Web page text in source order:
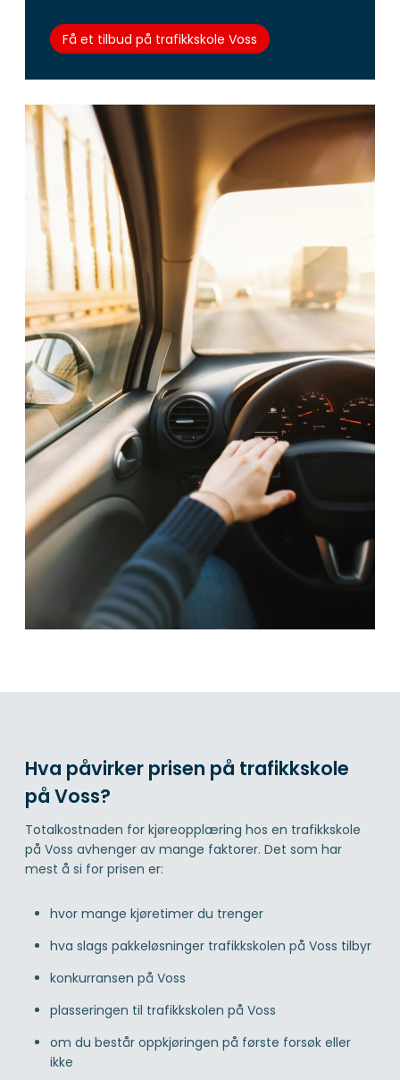
Få et tilbud på trafikkskole Voss
Hva påvirker prisen på trafikkskole
på Voss?
Totalkostnaden for kjøreopplæring hos en trafikkskole
på Voss avhenger av mange faktorer. Det som har
mest å si for prisen er:
hvor mange kjøretimer du trenger
hva slags pakkeløsninger trafikkskolen på Voss tilbyr
konkurransen på Voss
plasseringen til trafikkskolen på Voss
om du består oppkjøringen på første forsøk eller
ikke